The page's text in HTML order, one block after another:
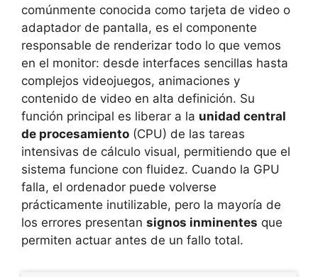
comúnmente conocida como tarjeta de video o
adaptador de pantalla, es el componente
responsable de renderizar todo lo que vemos
en el monitor: desde interfaces sencillas hasta
complejos videojuegos, animaciones y
contenido de video en alta definición. Su
función principal es liberar a la unidad central
de procesamiento (CPU) de las tareas
intensivas de cálculo visual, permitiendo que el
sistema funcione con fluidez. Cuando la GPU
falla, el ordenador puede volverse
prácticamente inutilizable, pero la mayoría de
los errores presentan signos inminentes que
permiten actuar antes de un fallo total.